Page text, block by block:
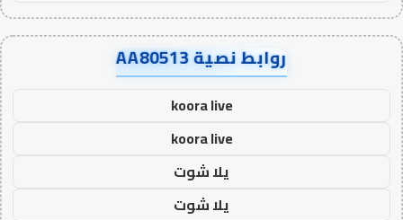
روابط نصية AA80513
koora live
koora live
يلا شوت
يلا شوت